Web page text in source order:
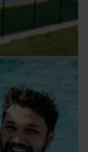
le contenu
relatives aux
Nous
l'utilisation de
sociaux, de
celles-ci
fournies
de leurs